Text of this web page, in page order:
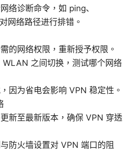
络诊断命令，如 ping、
网络路径进行排错。
的网络权限，重新授予权限。
WLAN 之间切换，测试哪个网络
因为省电会影响 VPN 稳定性。
新至最新版本，确保 VPN 穿透
防火墙设置对 VPN 端口的阻